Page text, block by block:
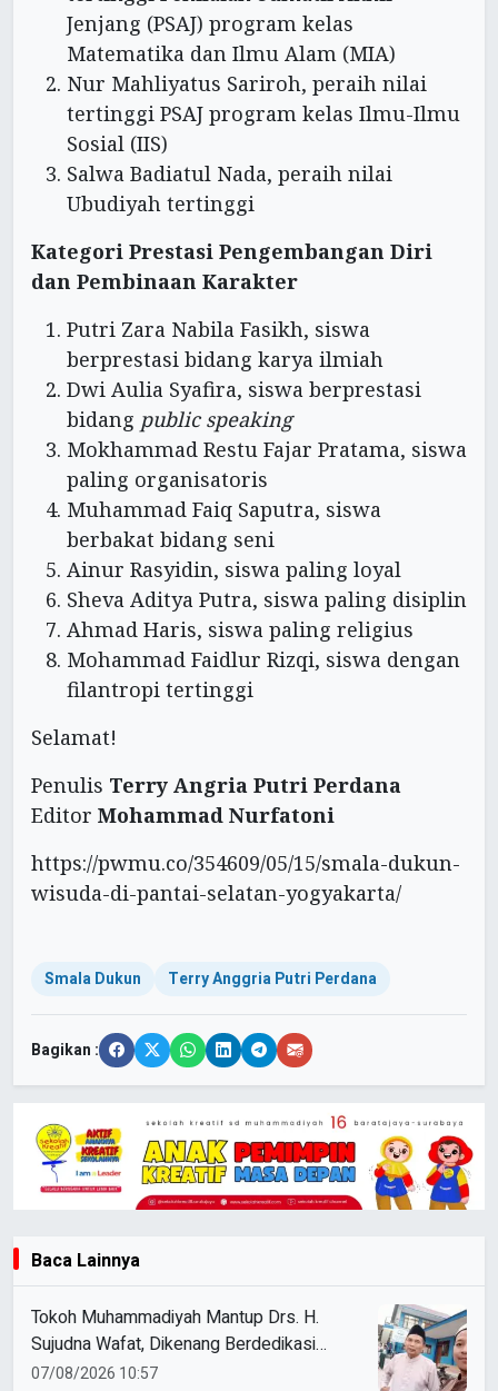
Jenjang (PSAJ) program kelas
Matematika dan Ilmu Alam (MIA)
Nur Mahliyatus Sariroh, peraih nilai
tertinggi PSAJ program kelas Ilmu-Ilmu
Sosial (IIS)
Salwa Badiatul Nada, peraih nilai
Ubudiyah tertinggi
Kategori Prestasi Pengembangan Diri
dan Pembinaan Karakter
Putri Zara Nabila Fasikh, siswa
berprestasi bidang karya ilmiah
Dwi Aulia Syafira, siswa berprestasi
bidang public speaking
Mokhammad Restu Fajar Pratama, siswa
paling organisatoris
Muhammad Faiq Saputra, siswa
berbakat bidang seni
Ainur Rasyidin, siswa paling loyal
Sheva Aditya Putra, siswa paling disiplin
Ahmad Haris, siswa paling religius
Mohammad Faidlur Rizqi, siswa dengan
filantropi tertinggi
Selamat!
Penulis Terry Angria Putri Perdana
Editor Mohammad Nurfatoni
https://pwmu.co/354609/05/15/smala-dukun-
wisuda-di-pantai-selatan-yogyakarta/
Smala Dukun Terry Anggria Putri Perdana
Bagikan :
Baca Lainnya
Tokoh Muhammadiyah Mantup Drs. H.
Sujudna Wafat, Dikenang Berdedikasi
Kembangkan Dakwah dan Pendidikan
07/08/2026 10:57